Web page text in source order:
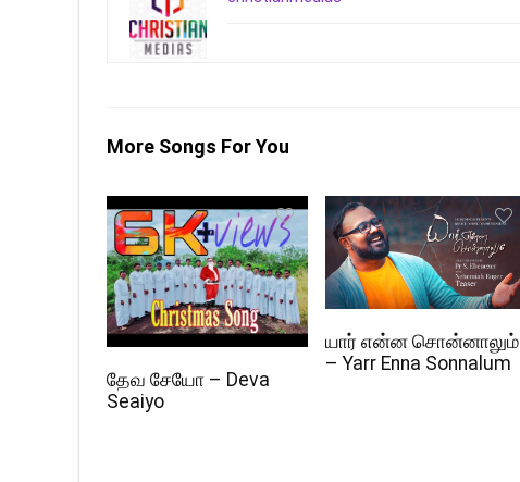
More Songs For You
தேவ சேயோ – Deva
Seaiyo
யார் என்ன சொன்னாலும்
– Yarr Enna Sonnalum